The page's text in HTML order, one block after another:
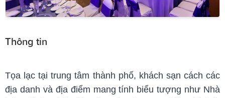
Thông tin
Tọa lạc tại trung tâm thành phố, khách sạn cách các
địa danh và địa điểm mang tính biểu tượng như Nhà